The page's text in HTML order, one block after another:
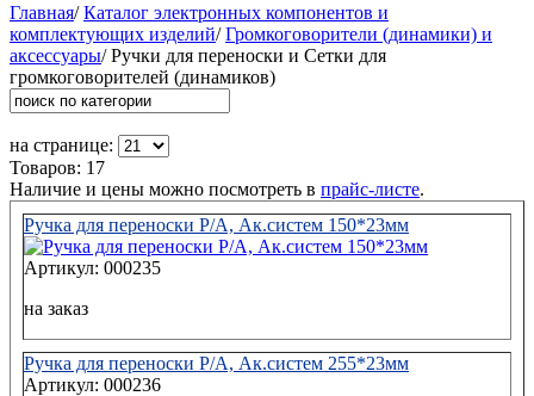
Главная/Каталог электронных компонентов и
комплектующих изделий/Громкоговорители (динамики) и
аксессуары/ Ручки для переноски и Сетки для
громкоговорителей (динамиков)
на странице:
Товаров: 17
Наличие и цены можно посмотреть в прайс-листе.
Ручка для переноски Р/А, Ак.систем 150*23мм
Артикул: 000235
на заказ
Ручка для переноски Р/А, Ак.систем 255*23мм
Артикул: 000236